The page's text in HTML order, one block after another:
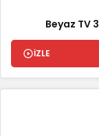
Beyaz TV 3
İZLE